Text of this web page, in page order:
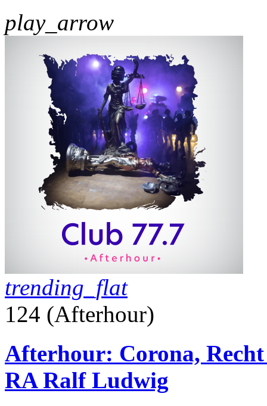
play_arrow
trending_flat
124 (Afterhour)
Afterhour: Corona,
RA Ralf Ludwig